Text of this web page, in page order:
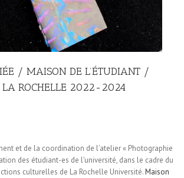
/ MAISON DE L’ÉTUDIANT /
LA ROCHELLE 2022-2024
et de la coordination de l’atelier « Photographie
des étudiant-es de l’université, dans le cadre du
culturelles de La Rochelle Université.Maison